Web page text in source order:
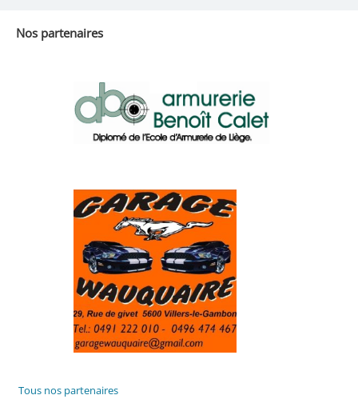
Nos partenaires
Tous nos partenaires